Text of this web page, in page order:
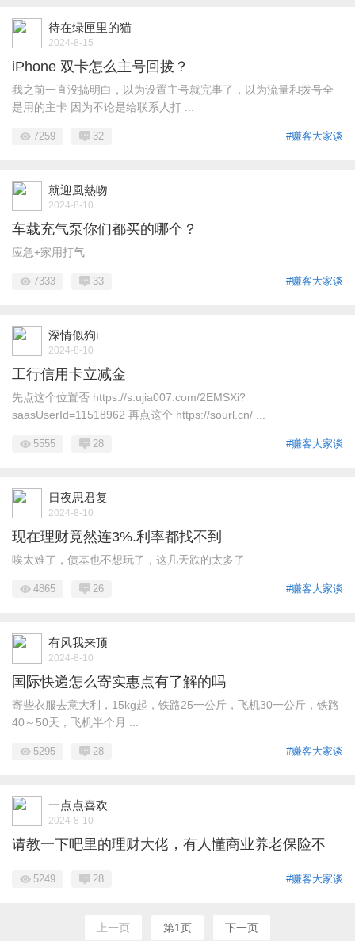
待在绿匣里的猫
2024-8-15
iPhone 双卡怎么主号回拨？
我之前一直没搞明白，以为设置主号就完事了，以为流量和拨号全
是用的主卡 因为不论是给联系人打 ...
#赚客大家谈
7259 32
就迎風熱吻
2024-8-10
车载充气泵你们都买的哪个？
应急+家用打气
#赚客大家谈
7333 33
深情似狗i
2024-8-10
工行信用卡立减金
先点这个位置否 https://s.ujia007.com/2EMSXi?
saasUserId=11518962 再点这个 https://sourl.cn/ ...
#赚客大家谈
5555 28
日夜思君复
2024-8-10
现在理财竟然连3%.利率都找不到
唉太难了，债基也不想玩了，这几天跌的太多了
#赚客大家谈
4865 26
有风我来顶
2024-8-10
国际快递怎么寄实惠点有了解的吗
寄些衣服去意大利，15kg起，铁路25一公斤，飞机30一公斤，铁路
40～50天，飞机半个月 ...
#赚客大家谈
5295 28
一点点喜欢
2024-8-10
请教一下吧里的理财大佬，有人懂商业养老保险不
#赚客大家谈
5249 28
上一页 第1页 下一页